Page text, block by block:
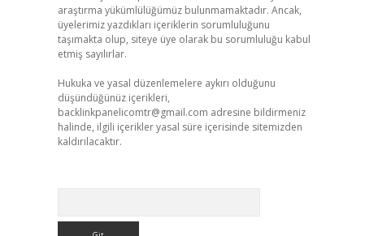
araştırma yükümlülüğümüz bulunmamaktadır. Ancak,
üyelerimiz yazdıkları içeriklerin sorumluluğunu
taşımakta olup, siteye üye olarak bu sorumluluğu kabul
etmiş sayılırlar.
Hukuka ve yasal düzenlemelere aykırı olduğunu
düşündüğünüz içerikleri,
backlinkpanelicomtr@gmail.com adresine bildirmeniz
halinde, ilgili içerikler yasal süre içerisinde sitemizden
kaldırılacaktır.